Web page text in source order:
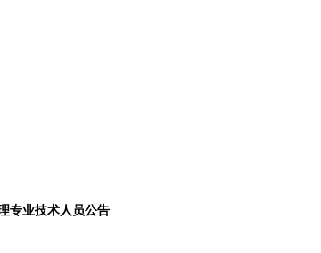
专业技术人员公告